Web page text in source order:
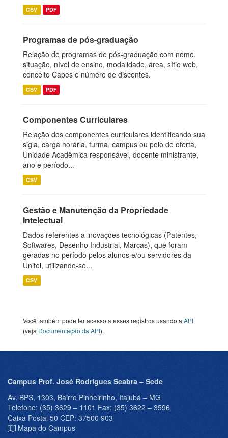
CSV PDF
Programas de pós-graduação
Relação de programas de pós-graduação com nome,
situação, nível de ensino, modalidade, área, sítio web,
conceito Capes e número de discentes.
CSV PDF
Componentes Curriculares
Relação dos componentes curriculares identificando sua
sigla, carga horária, turma, campus ou polo de oferta,
Unidade Acadêmica responsável, docente ministrante,
ano e período...
CSV
Gestão e Manutenção da Propriedade
Intelectual
Dados referentes a inovações tecnológicas (Patentes,
Softwares, Desenho Industrial, Marcas), que foram
geradas no período pelos alunos e/ou servidores da
Unifei, utilizando-se...
CSV
Você também pode ter acesso a esses registros usando a API
(veja Documentação da API).
Campus Prof. José Rodrigues Seabra – Sede
Av. BPS, 1303, Bairro Pinheirinho, Itajubá – MG
Telefone: (35) 3629 – 1101 Fax: (35) 3622 – 3596
Caixa Postal 50 CEP: 37500 903
Mapa do Campus